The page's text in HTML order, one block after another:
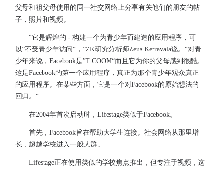
父母和祖父母使用的同一社交网络上分享有关他们的朋友的帖
子，照片和视频。
“它是辉煌的 - 构建一个为青少年而建造的应用程序，可
以”不受青少年访问“，”ZK研究分析师Zeus Kerravala说。“对青
少年来说，Facebook是”T COOM“而且它为你的父母感到很酷。
这是Facebook的第一个应用程序，真正为那个青少年观众真正
的应用程序。在某些方面，它是一个对Facebook的原始想法的
回归。“
在2004年首次启动时，Lifestage类似于Facebook。
首先，Facebook旨在帮助大学生连接。社会网络从那里增
长，超越学校进入一般人群。
Lifestage正在使用类似的学校焦点推出，但专注于视频，这